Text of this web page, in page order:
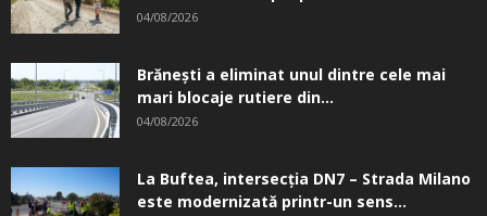
04/08/2026
Brănești a eliminat unul dintre cele mai
mari blocaje rutiere din...
04/08/2026
La Buftea, intersecţia DN7 – Strada Milano
este modernizată printr-un sens...